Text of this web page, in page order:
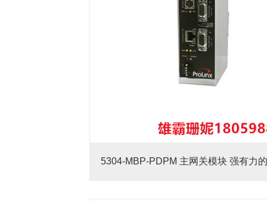
5304-MBP-PDPM 主网关模块 强有力